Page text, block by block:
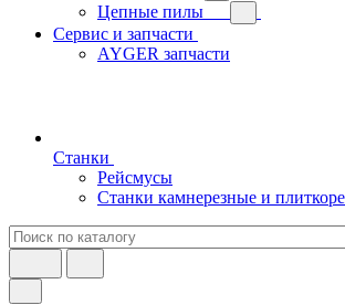
Цепные пилы
Сервис и запчасти
AYGER запчасти
Станки
Рейсмусы
Станки камнерезные и